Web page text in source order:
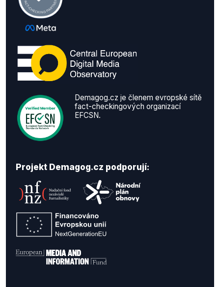
Demagog.cz je členem evropské sítě
fact-checkingových organizací
EFCSN.
Projekt Demagog.cz podporují: